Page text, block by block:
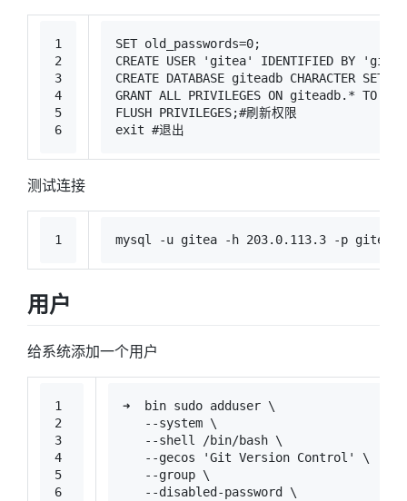
1
2
3
4
5
6
SET old_passwords=0;
CREATE USER 'gitea' IDENTIFIED BY
CREATE DATABASE giteadb CHARACTER SET
GRANT ALL PRIVILEGES ON giteadb. * TO
FLUSH PRIVILEGES;#刷新权限
exit #退出
测试连接
1 mysql -u gitea -h 203.0.113.3 -p giteadb
用户
给系统添加一个用户
1
2
3
4
5
6
➜  bin sudo adduser \
   --system \
   --shell /bin/bash \
   --gecos
'Git Version Control'
\
   --group \
   --disabled-password \